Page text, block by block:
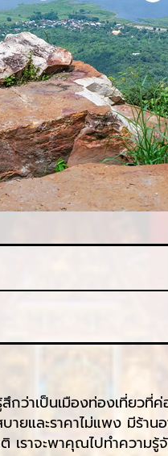
กว่าเป็นเมืองท่องเที่ย
ยและราคาไม่แพง มีร้า
เราจะพาคุณไปทำความ